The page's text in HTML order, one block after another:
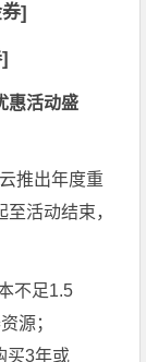
]
惠活动盛
推出年度重
至活动结束，
不足1.5
源；
买3年或